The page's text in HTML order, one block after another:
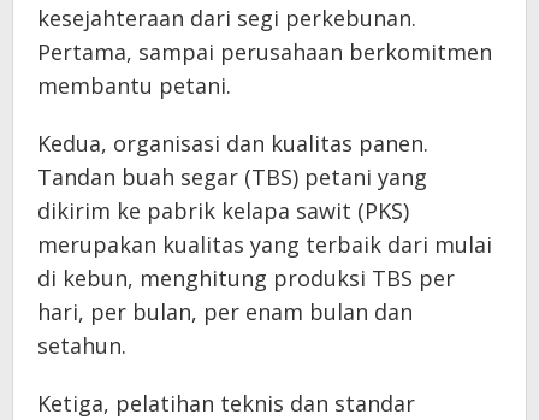
kesejahteraan dari segi perkebunan.
Pertama, sampai perusahaan berkomitmen
membantu petani.
Kedua, organisasi dan kualitas panen.
Tandan buah segar (TBS) petani yang
dikirim ke pabrik kelapa sawit (PKS)
merupakan kualitas yang terbaik dari mulai
di kebun, menghitung produksi TBS per
hari, per bulan, per enam bulan dan
setahun.
Ketiga, pelatihan teknis dan standar